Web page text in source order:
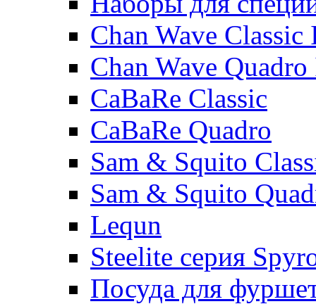
Chan Wave
Chan Wave
CaBaRe Classic
CaBaRe Quadro
Sam & Squito
Sam & Squito
Lequn
Steelite серия
Посуда для